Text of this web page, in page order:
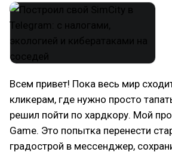
Всем привет! Пока весь мир
кликерам, где нужно просто
решил пойти по хардкору. Мой
Game. Это попытка перенести
градострой в мессенджер,